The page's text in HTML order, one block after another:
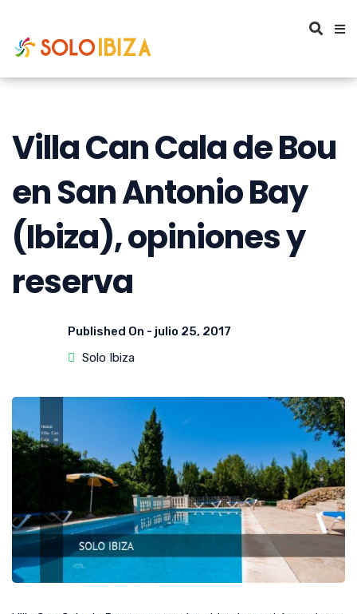
Villa Can Cala de Bou
en San Antonio Bay
(Ibiza), opiniones y
reserva
Published On - julio 25, 2017
Solo Ibiza